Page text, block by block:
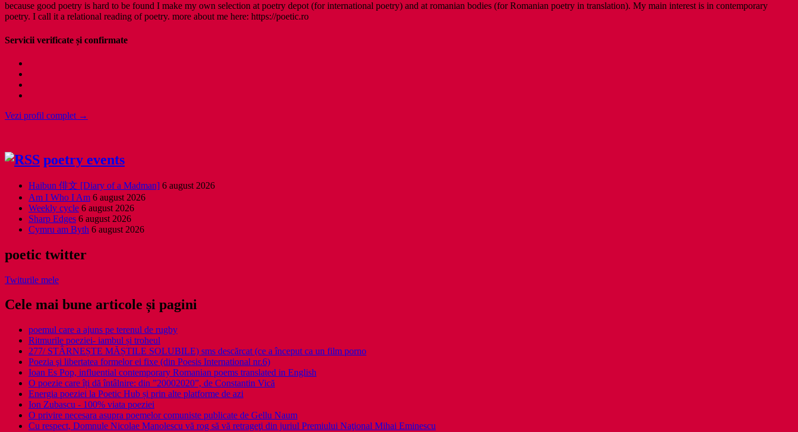
because good poetry is hard to be found I make my own selection at poetry depot (for international poetry) and at romanian bodies (for Romanian poetry in translation). My main interest is in contemporary
poetry. I call it a relational reading of poetry. more about me here: https://poetic.ro
Servicii verificate și confirmate
Vezi profil complet →
poetry events
Haibun 俳文 [Diary of a Madman] 6 august 2026
Am I Who I Am 6 august 2026
Weekly cycle 6 august 2026
Sharp Edges 6 august 2026
Cymru am Byth 6 august 2026
poetic twitter
Twiturile mele
Cele mai bune articole și pagini
poemul care a ajuns pe terenul de rugby
Ritmurile poeziei- iambul și troheul
277/ STÂRNEȘTE MĂȘTILE SOLUBILE) sms descărcat (ce a început ca un film porno
Poezia şi libertatea formelor ei fixe (din Poesis International nr.6)
Ioan Es Pop, influential contemporary Romanian poems translated in English
O poezie care îți dă întâlnire: din ”20002020”, de Constantin Vică
Energia poeziei la Poetic Hub și prin alte platforme de azi
Ion Zubascu - 100% viata poeziei
O privire necesara asupra poemelor comuniste publicate de Gellu Naum
Cu respect, Domnule Nicolae Manolescu vă rog să vă retrageţi din juriul Premiului Naţional Mihai Eminescu